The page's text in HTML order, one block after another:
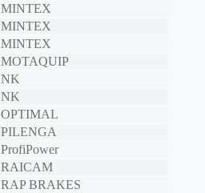
MINTEX
MINTEX
MINTEX
MOTAQUIP
NK
NK
OPTIMAL
PILENGA
ProfiPower
RAICAM
RAP BRAKES